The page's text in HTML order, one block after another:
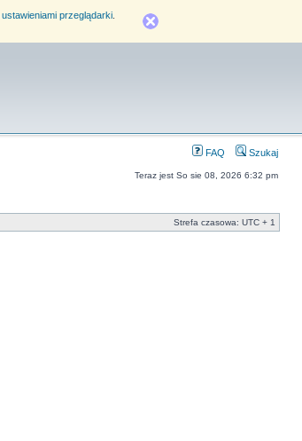
ustawieniami przeglądarki.
FAQ Szukaj
Teraz jest So sie 08, 2026 6:32 pm
Strefa czasowa: UTC + 1